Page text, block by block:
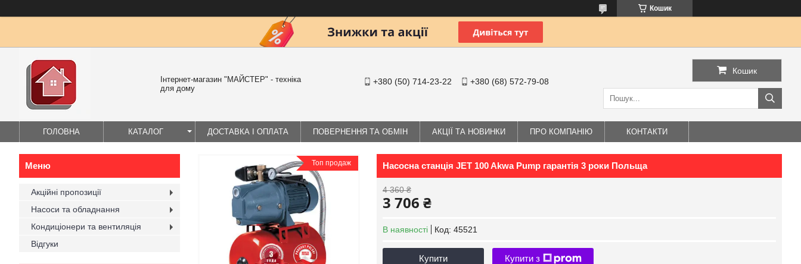
Кошик
Інтернет-магазин "МАЙСТЕР" - техніка
для дому
+380 (50) 714-23-22 +380 (68) 572-79-08
Кошик
ГОЛОВНА КАТАЛОГ ДОСТАВКА І ОПЛАТА ПОВЕРНЕННЯ ТА ОБМІН АКЦІЇ ТА НОВИНКИ ПРО КОМПАНІЮ КОНТАКТИ
Топ продаж Насосна станція JET 100 Akwa Pump гарантія 3 роки Польща
4 360 ₴
3 706 ₴
В наявності Код: 45521
Купити Купити з
Акційні пропозиції
Насоси та обладнання
Кондиціонери та вентиляція
Відгуки